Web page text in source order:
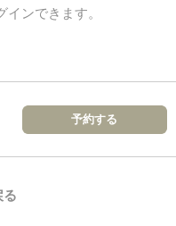
ンできます。
予約する
る